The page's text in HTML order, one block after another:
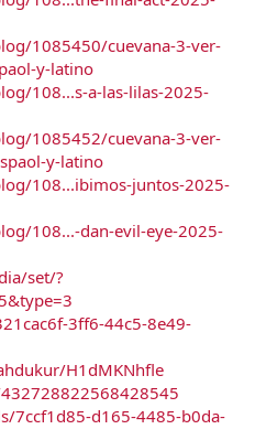
1085450/cuevana-3-ver-
y-latino
108...s-a-las-lilas-2025-
1085452/cuevana-3-ver-
y-latino
108...ibimos-juntos-2025-
108...-dan-evil-eye-2025-
set/?
3ff6-44c5-8e49-
H1dMKNhfle
7ccf1d85-d165-4485-b0da-